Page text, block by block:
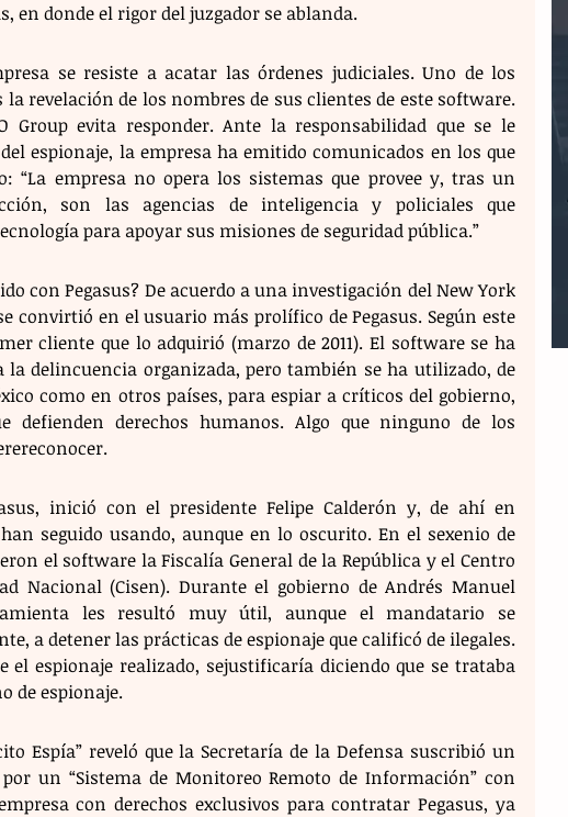
en donde el rigor del juzgador se ablanda.
se resiste a acatar las órdenes judiciales. Uno de los
la revelación de los nombres de sus clientes de este software.
Group evita responder. Ante la responsabilidad que se le
espionaje, la empresa ha emitido comunicados en los que
“La empresa no opera los sistemas que provee y, tras un
son las agencias de inteligencia y policiales que
para apoyar sus misiones de seguridad pública.”
con Pegasus? De acuerdo a una investigación del New York
convirtió en el usuario más prolífico de Pegasus. Según este
cliente que lo adquirió (marzo de 2011). El software se ha
delincuencia organizada, pero también se ha utilizado, de
como en otros países, para espiar a críticos del gobierno,
defienden derechos humanos. Algo que ninguno de los
inició con el presidente Felipe Calderón y, de ahí en
seguido usando, aunque en lo oscurito. En el sexenio de
el software la Fiscalía General de la República y el Centro
Nacional (Cisen). Durante el gobierno de Andrés Manuel
les resultó muy útil, aunque el mandatario se
a detener las prácticas de espionaje que calificó de ilegales.
el espionaje realizado, sejustificaría diciendo que se trataba
de espionaje.
Espía” reveló que la Secretaría de la Defensa suscribió un
un “Sistema de Monitoreo Remoto de Información” con
con derechos exclusivos para contratar Pegasus, ya